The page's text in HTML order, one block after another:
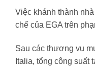
Việc khánh thành
chế của EGA trên
Sau các thương vụ
Italia, tổng công suất